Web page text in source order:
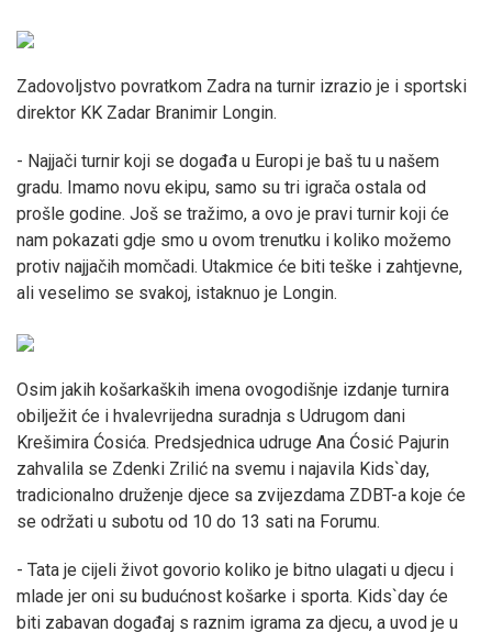
Zadovoljstvo povratkom Zadra na turnir izrazio je i sportski
direktor KK Zadar Branimir Longin.
- Najjači turnir koji se događa u Europi je baš tu u našem
gradu. Imamo novu ekipu, samo su tri igrača ostala od
prošle godine. Još se tražimo, a ovo je pravi turnir koji će
nam pokazati gdje smo u ovom trenutku i koliko možemo
protiv najjačih momčadi. Utakmice će biti teške i zahtjevne,
ali veselimo se svakoj, istaknuo je Longin.
Osim jakih košarkaških imena ovogodišnje izdanje turnira
obilježit će i hvalevrijedna suradnja s Udrugom dani
Krešimira Ćosića. Predsjednica udruge Ana Ćosić Pajurin
zahvalila se Zdenki Zrilić na svemu i najavila Kids`day,
tradicionalno druženje djece sa zvijezdama ZDBT-a koje će
se održati u subotu od 10 do 13 sati na Forumu.
- Tata je cijeli život govorio koliko je bitno ulagati u djecu i
mlade jer oni su budućnost košarke i sporta. Kids`day će
biti zabavan događaj s raznim igrama za djecu, a uvod je u